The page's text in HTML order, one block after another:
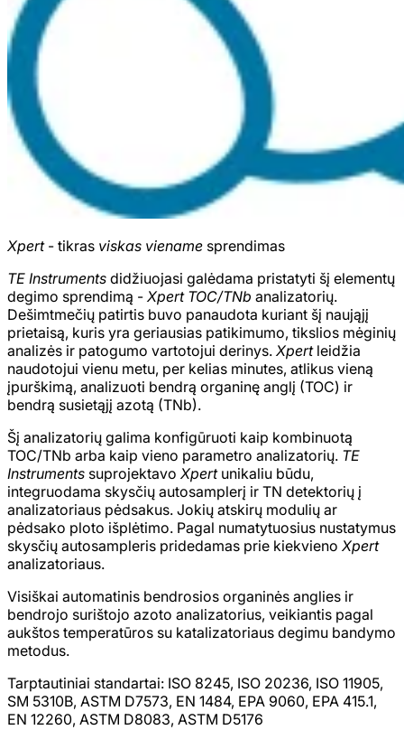
Xpert- tikras viskas viename sprendimas
TE Instruments didžiuojasi galėdama pristatyti šį elementų
degimo sprendimą - Xpert TOC/TNb analizatorių.
Dešimtmečių patirtis buvo panaudota kuriant šį naująjį
prietaisą, kuris yra geriausias patikimumo, tikslios mėginių
analizės ir patogumo vartotojui derinys. Xpertleidžia
naudotojui vienu metu, per kelias minutes, atlikus vieną
įpurškimą, analizuoti bendrą organinę anglį (TOC) ir
bendrą susietąjį azotą (TNb).
Šį analizatorių galima konfigūruoti kaip kombinuotą
TOC/TNb arba kaip vieno parametro analizatorių. TE
Instruments suprojektavo Xpertunikaliu būdu,
integruodama skysčių autosamplerį ir TN detektorių į
analizatoriaus pėdsakus. Jokių atskirų modulių ar
pėdsako ploto išplėtimo. Pagal numatytuosius nustatymus
skysčių autosampleris pridedamas prie kiekvieno Xpert
analizatoriaus.
Visiškai automatinis bendrosios organinės anglies ir
bendrojo surištojo azoto analizatorius, veikiantis pagal
aukštos temperatūros su katalizatoriaus degimu bandymo
metodus.
Tarptautiniai standartai: ISO 8245, ISO 20236, ISO 11905,
SM 5310B, ASTM D7573, EN 1484, EPA 9060, EPA 415.1,
EN 12260, ASTM D8083, ASTM D5176